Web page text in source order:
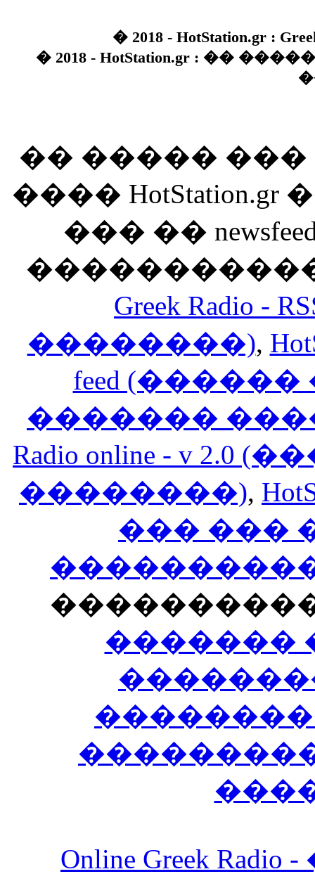
� 2018 - HotStation.gr :
� 2018 - HotStation.gr : ��
�� �����
����
��� ��
Greek Radio
��������),
feed
�������
Radio online - v
��������),
��� ���
�������
Online Greek